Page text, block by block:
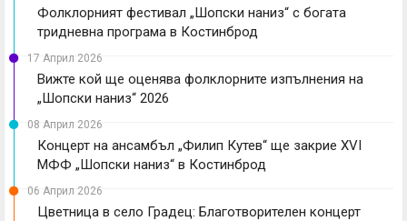
Фолклорният фестивал „Шопски наниз“ с богата
тридневна програма в Костинброд
17 Април 2026
Вижте кой ще оценява фолклорните изпълнения на
„Шопски наниз“ 2026
08 Април 2026
Концерт на ансамбъл „Филип Кутев“ ще закрие XVI
МФФ „Шопски наниз“ в Костинброд
06 Април 2026
Цветница в село Градец: Благотворителен концерт